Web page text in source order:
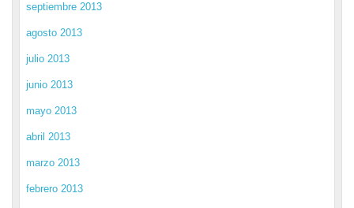
septiembre 2013
agosto 2013
julio 2013
junio 2013
mayo 2013
abril 2013
marzo 2013
febrero 2013